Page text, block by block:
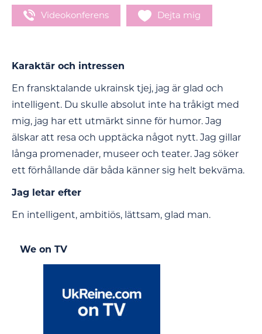
Videokonferens Dejta mig
Karaktär och intressen
En fransktalande ukrainsk tjej, jag är glad och
intelligent. Du skulle absolut inte ha tråkigt med
mig, jag har ett utmärkt sinne för humor. Jag
älskar att resa och upptäcka något nytt. Jag gillar
långa promenader, museer och teater. Jag söker
ett förhållande där båda känner sig helt bekväma.
Jag letar efter
En intelligent, ambitiös, lättsam, glad man.
We on TV